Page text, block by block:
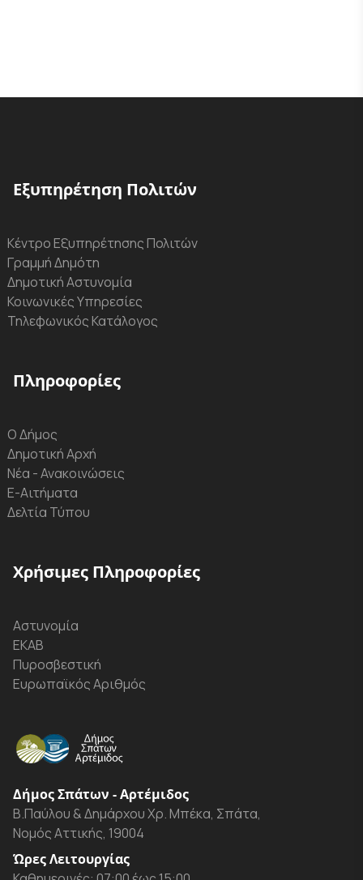
Εξυπηρέτηση Πολιτών
Κέντρο Εξυπηρέτησης Πολιτών
Γραμμή Δημότη
Δημοτική Αστυνομία
Κοινωνικές Υπηρεσίες
Τηλεφωνικός Κατάλογος
Πληροφορίες
Ο Δήμος
Δημοτική Αρχή
Νέα - Ανακοινώσεις
Ε-Αιτήματα
Δελτία Τύπου
Χρήσιμες Πληροφορίες
Αστυνομία
ΕΚΑΒ
Πυροσβεστική
Ευρωπαϊκός Αριθμός
Δήμος Σπάτων - Αρτέμιδος
Β.Παύλου & Δημάρχου Χρ. Μπέκα, Σπάτα,
Νομός Αττικής, 19004
Ώρες Λειτουργίας